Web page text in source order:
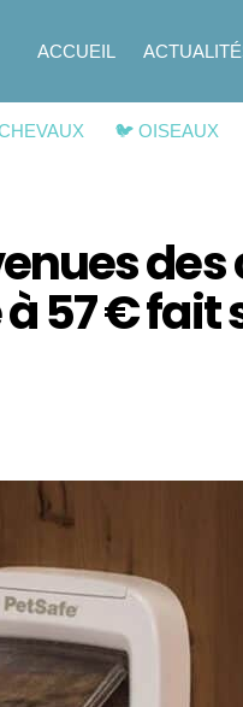
ACCUEIL
🐦 OISEAUX
des
57 € fait